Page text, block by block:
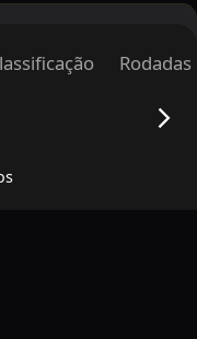
Rodadas